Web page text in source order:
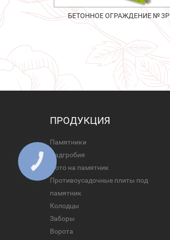
БЕТОННОЕ ОГРАЖДЕНИЕ № 3Р
ПРОДУКЦИЯ
Памятники
Надгробия
Фото на памятник
Противоусадочные плиты под
памятник
Колодцы
Заборы
Ворота